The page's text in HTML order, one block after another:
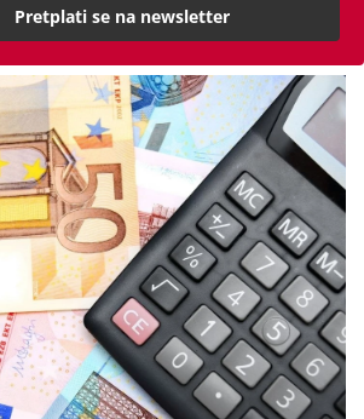
tijekom toplinskog vala
Pretplati se na newsletter